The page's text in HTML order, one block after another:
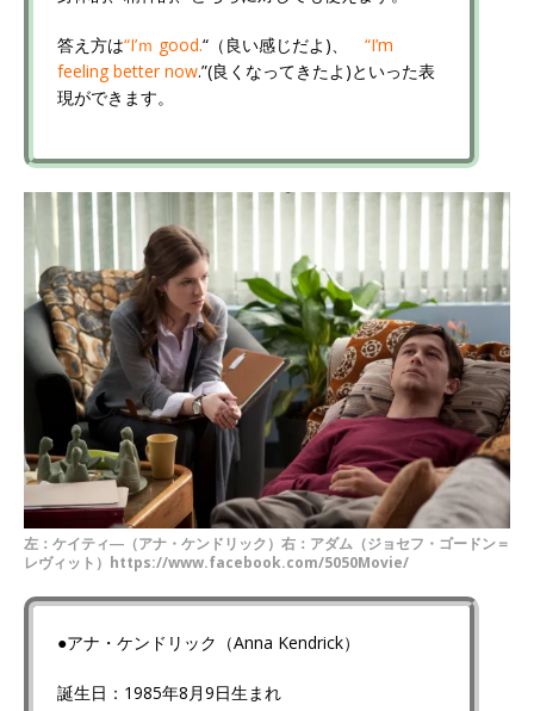
答え方は“I’ｍ good.“（良い感じだよ)、 “I’m
feeling better now.”(良くなってきたよ)といった表
現ができます。
左：ケイティ―（アナ・ケンドリック）右：アダム（ジョセフ・ゴードン＝
レヴィット）https://www.facebook.com/5050Movie/
●アナ・ケンドリック（Anna Kendrick）
誕生日：1985年8月9日生まれ